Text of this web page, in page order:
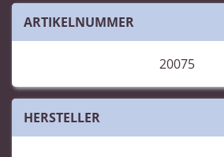
ARTIKELNUMMER
20075
HERSTELLER